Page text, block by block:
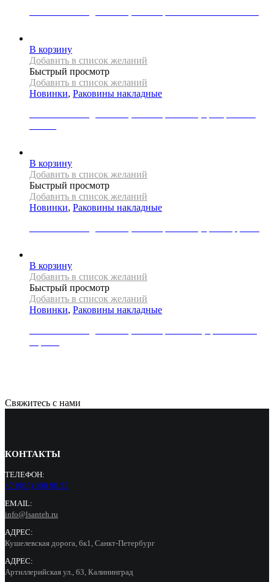
В корзину
Добавить в список желаний
Быстрый просмотр
Добавить в список желаний
Новинки, Раковины накладные
В корзину
Добавить в список желаний
Быстрый просмотр
Добавить в список желаний
Новинки, Раковины накладные
В корзину
Добавить в список желаний
Быстрый просмотр
Добавить в список желаний
Новинки, Раковины накладные
Свяжитесь с нами
КОНТАКТЫ
ТЕЛЕФОН:
+7 (965) 000 90 55
EMAIL:
info@lsanteh.ru
АДРЕС:
Кушелевская дорога, 6к1, Санкт-Петербург
АДРЕС:
Артиллерийская ул., 63, Калининград